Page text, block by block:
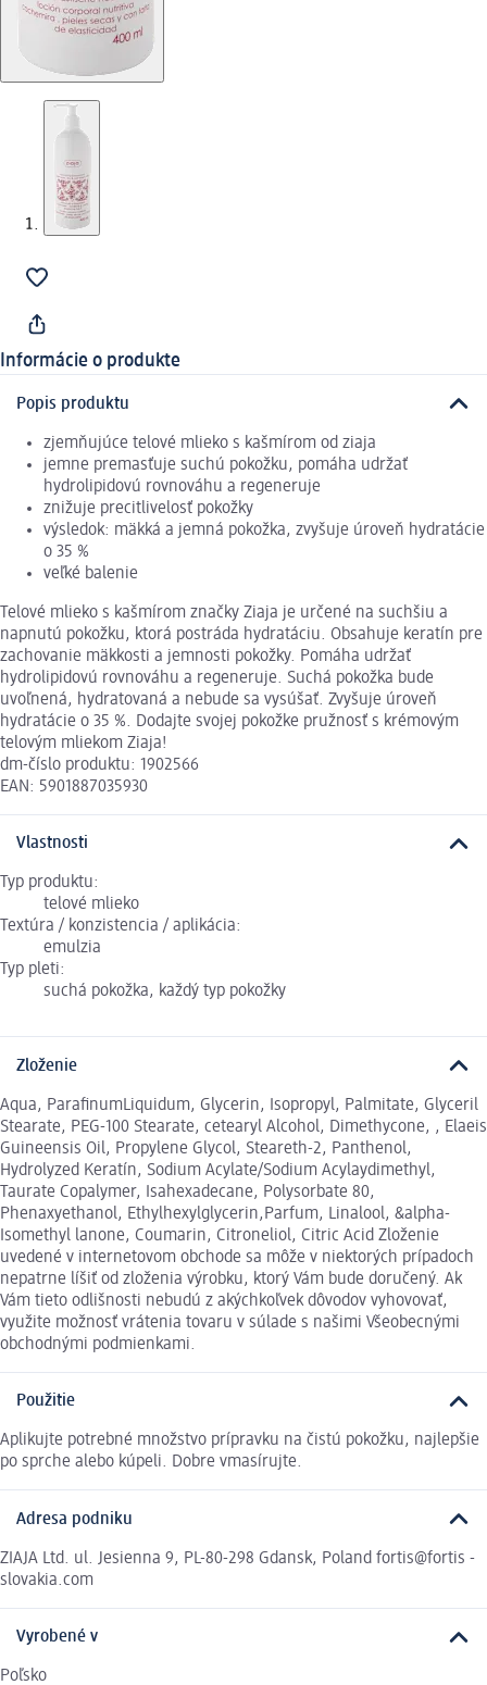
Informácie o produkte
Popis produktu
zjemňujúce telové mlieko s kašmírom od ziaja
jemne premasťuje suchú pokožku, pomáha udržať
hydrolipidovú rovnováhu a regeneruje
znižuje precitlivelosť pokožky
výsledok: mäkká a jemná pokožka, zvyšuje úroveň hydratácie
o 35 %
veľké balenie
Telové mlieko s kašmírom značky Ziaja je určené na suchšiu a
napnutú pokožku, ktorá postráda hydratáciu. Obsahuje keratín pre
zachovanie mäkkosti a jemnosti pokožky. Pomáha udržať
hydrolipidovú rovnováhu a regeneruje. Suchá pokožka bude
uvoľnená, hydratovaná a nebude sa vysúšať. Zvyšuje úroveň
hydratácie o 35 %. Dodajte svojej pokožke pružnosť s krémovým
telovým mliekom Ziaja!
dm-číslo produktu: 1902566
EAN: 5901887035930
Vlastnosti
Typ produktu:
telové mlieko
Textúra / konzistencia / aplikácia:
emulzia
Typ pleti:
suchá pokožka, každý typ pokožky
Zloženie
Aqua, ParafinumLiquidum, Glycerin, Isopropyl, Palmitate, Glyceril
Stearate, PEG-100 Stearate, cetearyl Alcohol, Dimethycone, , Elaeis
Guineensis Oil, Propylene Glycol, Steareth-2, Panthenol,
Hydrolyzed Keratín, Sodium Acylate/Sodium Acylaydimethyl,
Taurate Copalymer, Isahexadecane, Polysorbate 80,
Phenaxyethanol, Ethylhexylglycerin,Parfum, Linalool, &alpha-
Isomethyl lanone, Coumarin, Citroneliol, Citric Acid Zloženie
uvedené v internetovom obchode sa môže v niektorých prípadoch
nepatrne líšiť od zloženia výrobku, ktorý Vám bude doručený. Ak
Vám tieto odlišnosti nebudú z akýchkoľvek dôvodov vyhovovať,
využite možnosť vrátenia tovaru v súlade s našimi Všeobecnými
obchodnými podmienkami.
Použitie
Aplikujte potrebné množstvo prípravku na čistú pokožku, najlepšie
po sprche alebo kúpeli. Dobre vmasírujte.
Adresa podniku
ZIAJA Ltd. ul. Jesienna 9, PL-80-298 Gdansk, Poland fortis@fortis -
slovakia.com
Vyrobené v
Poľsko